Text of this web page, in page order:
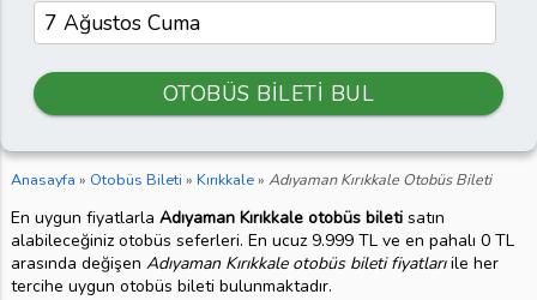
OTOBÜS BİLETİ BUL
Anasayfa » Otobüs Bileti » Kırıkkale» Adıyaman Kırıkkale Otobüs Bileti
En uygun fiyatlarla Adıyaman Kırıkkale otobüs biletisatın
alabileceğiniz otobüs seferleri. En ucuz 9.999 TL ve en pahalı 0 TL
arasında değişen Adıyaman Kırıkkale otobüs bileti fiyatlarıile her
tercihe uygun otobüs bileti bulunmaktadır.